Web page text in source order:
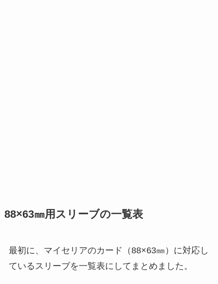
88×63㎜用スリーブの一覧表
最初に、マイセリアのカード（88×63㎜）に対応し
ているスリーブを一覧表にしてまとめました。